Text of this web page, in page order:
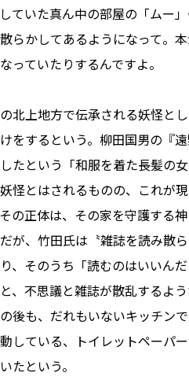
ていた真ん中の部屋の「ムー
らかしてあるようになって。
っていたりするんですよ。
北上地方で伝承される妖怪と
をするという。柳田国男の『
たという「和服を着た長髪の
怪とはされるものの、これが
の正体は、その家を守護する
が、竹田氏は〝雑誌を読み散
、そのうち「読むのはいいん
、不思議と雑誌が散乱するよ
後も、だれもいないキッチン
している、トイレットペーパ
たという。